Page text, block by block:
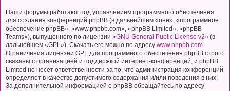
Наши форумы работают под управлением программного обеспечения
для создания конференций phpBB (в дальнейшем «они», «программное
обеспечение phpBB», «www.phpbb.com», «phpBB Limited», «phpBB
Teams»), выпущенного по лицензии «GNU General Public License v2» (в
дальнейшем «GPL»). Скачать его можно по адресу www.phpbb.com
Ограничения лицензии GPL для программного обеспечения phpBB строго
связаны с организацией и поддержкой интернет-конференций, и phpBB
Limited не несёт ответственности за то, что администрация конференций
определяет в качестве допустимого содержания и/или поведения в них.
За дополнительной информацией о phpBB обращайтесь по адресу